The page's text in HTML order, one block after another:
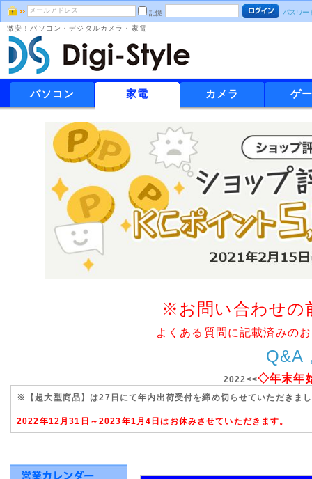
記憶 パスワー
激安！パソコン・デジタルカメラ・家電
パソコン 家電 カメラ ゲ
※お問い合わせの
よくある質問に記載済みの
Q&A
2022<<◇年末年
※【超大型商品】は27日にて年内出荷受付を締め切らせていただきま
2022年12月31日～2023年1月4日はお休みさせていただきます。